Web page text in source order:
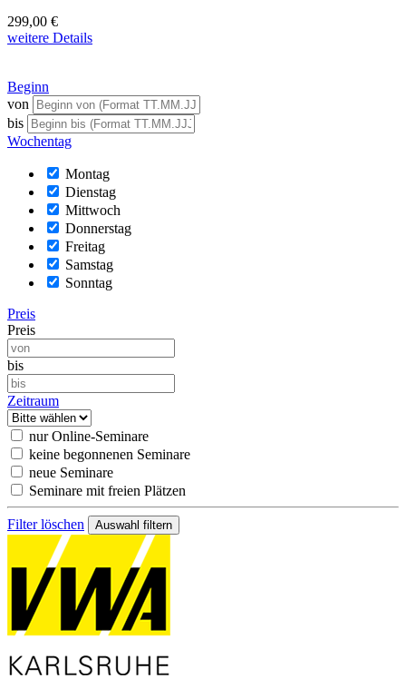
299,00 €
weitere Details
Beginn
von
bis
Wochentag
Montag
Dienstag
Mittwoch
Donnerstag
Freitag
Samstag
Sonntag
Preis
Preis
bis
Zeitraum
nur Online-Seminare
keine begonnenen Seminare
neue Seminare
Seminare mit freien Plätzen
Filter löschen